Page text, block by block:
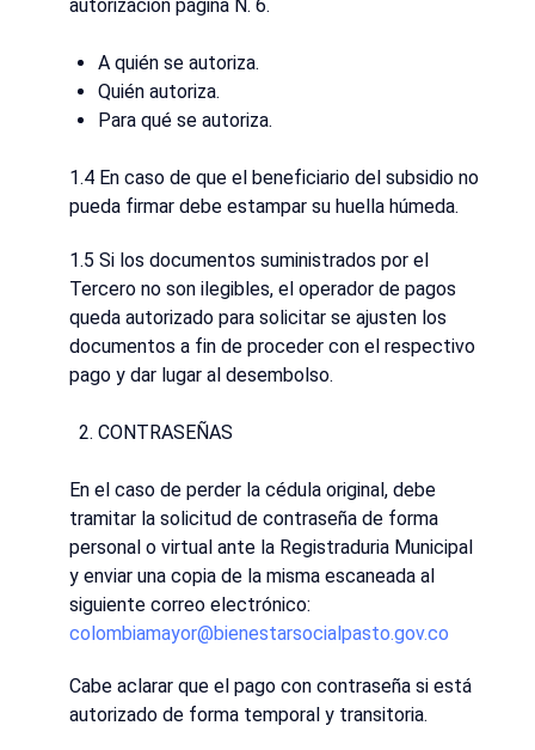
autorización página N. 6.
A quién se autoriza.
Quién autoriza.
Para qué se autoriza.
1.4 En caso de que el beneficiario del subsidio no
pueda firmar debe estampar su huella húmeda.
1.5 Si los documentos suministrados por el
Tercero no son ilegibles, el operador de pagos
queda autorizado para solicitar se ajusten los
documentos a fin de proceder con el respectivo
pago y dar lugar al desembolso.
CONTRASEÑAS
En el caso de perder la cédula original, debe
tramitar la solicitud de contraseña de forma
personal o virtual ante la Registraduria Municipal
y enviar una copia de la misma escaneada al
siguiente correo electrónico:
colombiamayor@bienestarsocialpasto.gov.co
Cabe aclarar que el pago con contraseña si está
autorizado de forma temporal y transitoria.